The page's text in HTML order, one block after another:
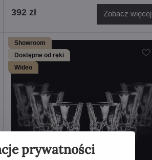
392 zł Zobacz więcej
Showroom
Dostępne od ręki
Wideo
prywatności